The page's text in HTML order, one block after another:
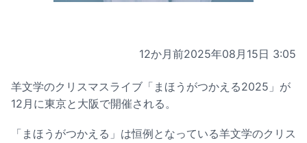
12か月前2025年08月15日 3:05
羊文学のクリスマスライブ「まほうがつかえる2025」が
12月に東京と大阪で開催される。
「まほうがつかえる」は恒例となっている羊文学のクリス